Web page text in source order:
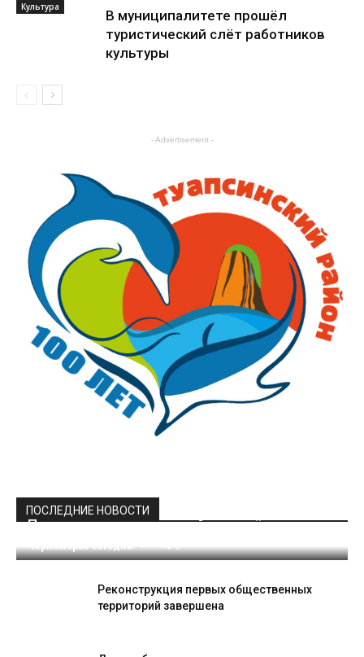
Культура
В муниципалитете прошёл
туристический слёт работников
культуры
- Advertisement -
ПОСЛЕДНИЕ НОВОСТИ
Праздник для призывной молодёжи
Черноморье Сегодня - 0
Реконструкция первых общественных
территорий завершена